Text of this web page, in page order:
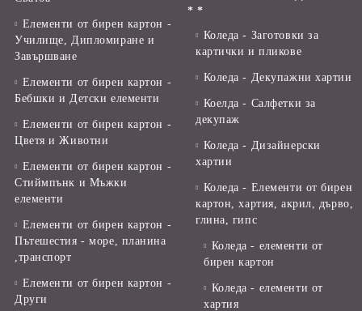
Елементи от бирен картон -
Училище, Дипломиране и
Завършване
Елементи от бирен картон -
Бебшки и Детски елементи
Елементи от бирен картон -
Цветя и Животни
Елементи от бирен картон -
Стиймпънк и Мъжки
елементи
Елементи от бирен картон -
Пътешестия - море, планина
,транспорт
Елементи от бирен картон -
Други
* *
Коледа - Заготовки за
картички и пликове
Коледа - Декупажни хартии
Коелда - Салфетки за
декупаж
Коледа - Дизайнерски
хартии
Коледа - Eлементи от бирен
картон, хартия, акрил, дърво,
глина, гипс
Коледа - елементи от
бирен картон
Коледа - елементи от
хартия